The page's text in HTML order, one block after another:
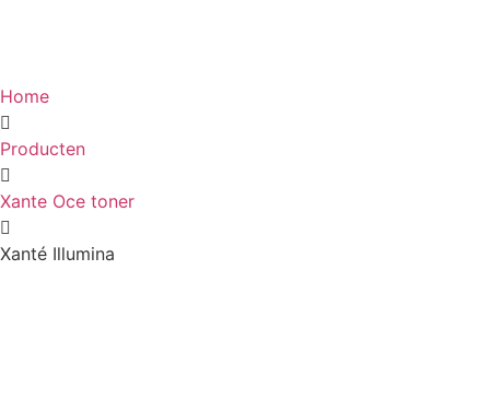
Home
Producten
Xante Oce toner
Xanté Illumina